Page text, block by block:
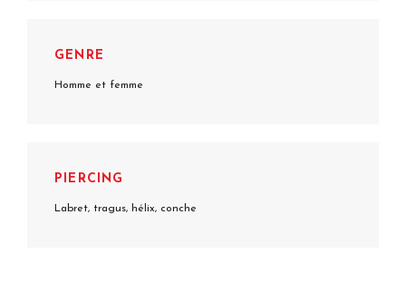
GENRE
Homme et femme
PIERCING
Labret, tragus, hélix, conche